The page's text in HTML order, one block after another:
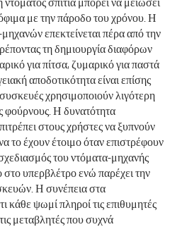
σπίτια μπορεί να μειώσει
με την πάροδο του χρόνου. Η
επεκτείνεται πέρα από την
τη δημιουργία διαφόρων
για πίτσα, ζυμαρικό για παστά
αποδοτικότητα είναι επίσης
χρησιμοποιούν λιγότερη
φούρνους. Η δυνατότητα
στους χρήστες να ξυπνούν
το έχουν έτοιμο όταν επιστρέφουν
του ντόματα-μηχανής
υπερβλέτρο ενώ παρέχει την
Η συνέπεια στα
κάθε ψωμί πληροί τις επιθυμητές
μεταβλητές που συχνά